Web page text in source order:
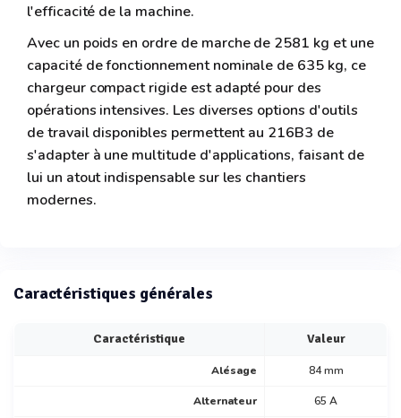
l'efficacité de la machine.
Avec un poids en ordre de marche de 2581 kg et une
capacité de fonctionnement nominale de 635 kg, ce
chargeur compact rigide est adapté pour des
opérations intensives. Les diverses options d'outils
de travail disponibles permettent au 216B3 de
s'adapter à une multitude d'applications, faisant de
lui un atout indispensable sur les chantiers
modernes.
Caractéristiques générales
Caractéristique Valeur
Alésage 84 mm
Alternateur 65 A